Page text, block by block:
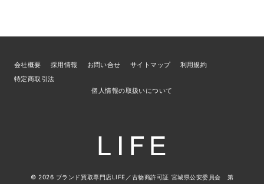
会社概要 採用情報 お問い合せ サイトマップ
利用規約
特定商取引法
個人情報の取扱いについて
© 2026 ブランド買取専門店LIFE ／古物商許可証 宮城県公安委員会 第